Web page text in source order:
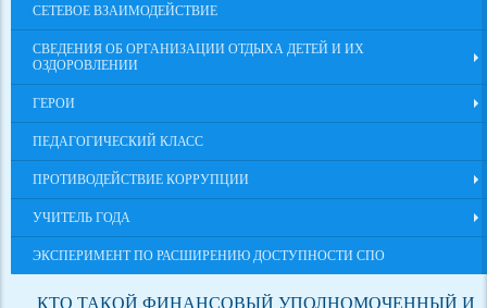
СЕТЕВОЕ ВЗАИМОДЕЙСТВИЕ
СВЕДЕНИЯ ОБ ОРГАНИЗАЦИИ ОТДЫХА ДЕТЕЙ И ИХ
ОЗДОРОВЛЕНИИ
ГЕРОИ
ПЕДАГОГИЧЕСКИЙ КЛАСС
ПРОТИВОДЕЙСТВИЕ КОРРУПЦИИ
УЧИТЕЛЬ ГОДА
ЭКСПЕРИМЕНТ ПО РАСШИРЕНИЮ ДОСТУПНОСТИ СПО
КТО ТАКОЙ ФИНАНСОВЫЙ УПОЛНОМОЧЕННЫЙ И